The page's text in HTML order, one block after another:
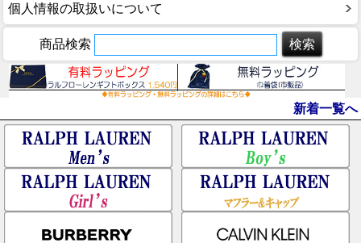
個人情報の取扱いについて
商品検索
新着一覧へ